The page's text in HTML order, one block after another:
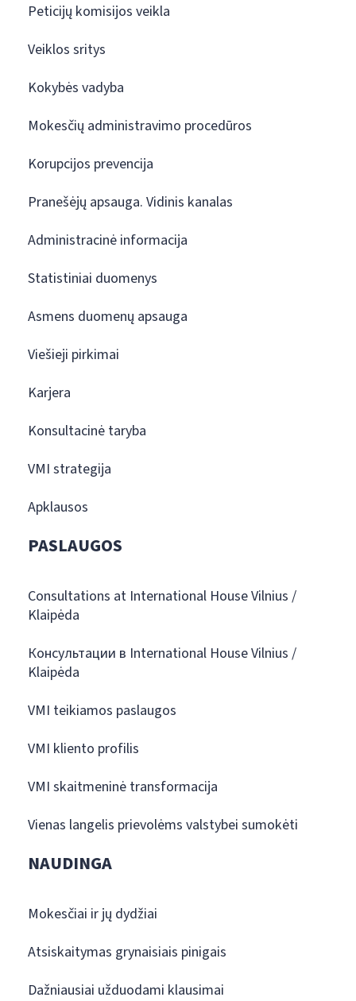
Peticijų komisijos veikla
Veiklos sritys
Kokybės vadyba
Mokesčių administravimo procedūros
Korupcijos prevencija
Pranešėjų apsauga. Vidinis kanalas
Administracinė informacija
Statistiniai duomenys
Asmens duomenų apsauga
Viešieji pirkimai
Karjera
Konsultacinė taryba
VMI strategija
Apklausos
PASLAUGOS
Consultations at International House Vilnius /
Klaipėda
Консультации в International House Vilnius /
Klaipėda
VMI teikiamos paslaugos
VMI kliento profilis
VMI skaitmeninė transformacija
Vienas langelis prievolėms valstybei sumokėti
NAUDINGA
Mokesčiai ir jų dydžiai
Atsiskaitymas grynaisiais pinigais
Dažniausiai užduodami klausimai